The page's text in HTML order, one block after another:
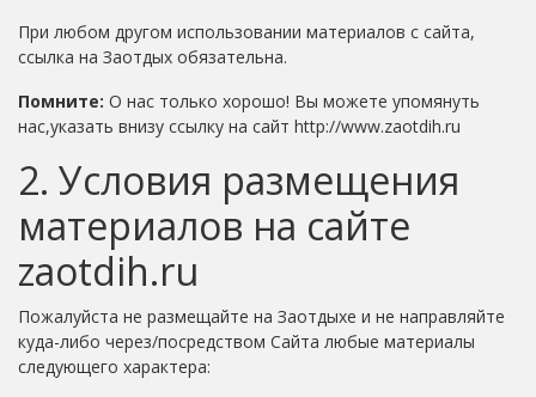
При любом другом использовании материалов с сайта,
ссылка на Заотдых обязательна.
Помните: О нас только хорошо! Вы можете упомянуть
нас,указать внизу cсылку на сайт http://www.zaotdih.ru
2. Условия размещения
материалов на сайте
zaotdih.ru
Пожалуйста не размещайте на Заотдыхе и не направляйте
куда-либо через/посредством Сайта любые материалы
следующего характера: